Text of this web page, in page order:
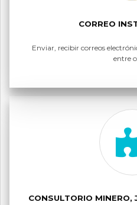
CORREO
Enviar, recibir correos
entre
CONSULTORIO MINERO,